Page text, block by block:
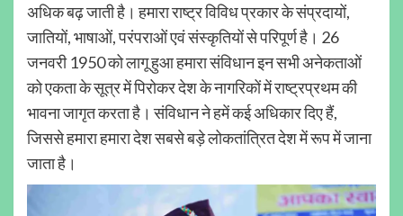
अधिक बढ़ जाती है। हमारा राष्ट्र विविध प्रकार के संप्रदायों,
जातियों, भाषाओं, परंपराओं एवं संस्कृतियों से परिपूर्ण है। 26
जनवरी 1950 को लागू हुआ हमारा संविधान इन सभी अनेकताओं
को एकता के सूत्र में पिरोकर देश के नागरिकों में राष्ट्रप्रथम की
भावना जागृत करता है। संविधान ने हमें कई अधिकार दिए हैं,
जिससे हमारा हमारा देश सबसे बड़े लोकतांत्रित देश में रूप में जाना
जाता है।